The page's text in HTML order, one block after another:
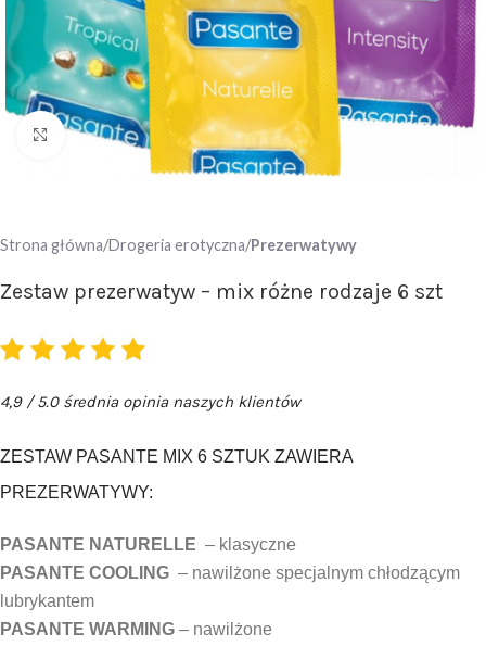
Click to enlarge
Strona główna Drogeria erotyczna Prezerwatywy
Zestaw prezerwatyw – mix różne rodzaje 6 szt
4,9 / 5.0 średnia opinia naszych klientów
ZESTAW PASANTE MIX 6 SZTUK ZAWIERA
PREZERWATYWY:
PASANTE NATURELLE – klasyczne
PASANTE COOLING – nawilżone specjalnym chłodzącym
lubrykantem
PASANTE WARMING – nawilżone